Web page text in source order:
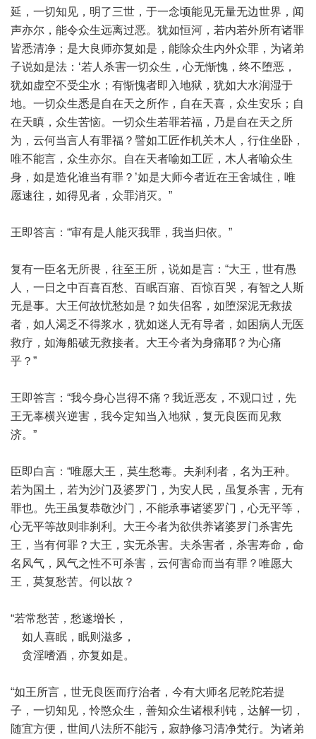
延，一切知见，明了三世，于一念顷能见无量无边世界，闻
声亦尔，能令众生远离过恶。犹如恒河，若内若外所有诸罪
皆悉清净；是大良师亦复如是，能除众生内外众罪，为诸弟
子说如是法：‘若人杀害一切众生，心无惭愧，终不堕恶，
犹如虚空不受尘水；有惭愧者即入地狱，犹如大水润湿于
地。一切众生悉是自在天之所作，自在天喜，众生安乐；自
在天瞋，众生苦恼。一切众生若罪若福，乃是自在天之所
为，云何当言人有罪福？譬如工匠作机关木人，行住坐卧，
唯不能言，众生亦尔。自在天者喻如工匠，木人者喻众生
身，如是造化谁当有罪？’如是大师今者近在王舍城住，唯
愿速往，如得见者，众罪消灭。”
王即答言：“审有是人能灭我罪，我当归依。”
复有一臣名无所畏，往至王所，说如是言：“大王，世有愚
人，一日之中百喜百愁、百眠百寤、百惊百哭，有智之人斯
无是事。大王何故忧愁如是？如失侣客，如堕深泥无救拔
者，如人渴乏不得浆水，犹如迷人无有导者，如困病人无医
救疗，如海船破无救接者。大王今者为身痛耶？为心痛
乎？”
王即答言：“我今身心岂得不痛？我近恶友，不观口过，先
王无辜横兴逆害，我今定知当入地狱，复无良医而见救
济。”
臣即白言：“唯愿大王，莫生愁毒。夫刹利者，名为王种。
若为国土，若为沙门及婆罗门，为安人民，虽复杀害，无有
罪也。先王虽复恭敬沙门，不能承事诸婆罗门，心无平等，
心无平等故则非刹利。大王今者为欲供养诸婆罗门杀害先
王，当有何罪？大王，实无杀害。夫杀害者，杀害寿命，命
名风气，风气之性不可杀害，云何害命而当有罪？唯愿大
王，莫复愁苦。何以故？
“若常愁苦，愁遂增长，
如人喜眠，眠则滋多，
贪淫嗜酒，亦复如是。
“如王所言，世无良医而疗治者，今有大师名尼乾陀若提
子，一切知见，怜愍众生，善知众生诸根利钝，达解一切，
随宜方便，世间八法所不能污，寂静修习清净梵行。为诸弟